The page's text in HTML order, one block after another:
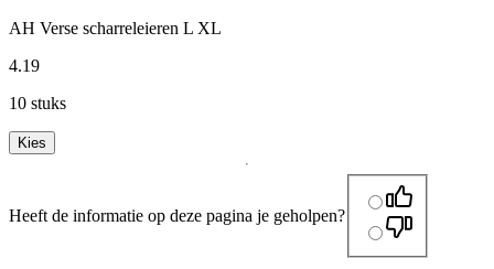
AH Verse scharreleieren L XL
4.19
10 stuks
Kies
Heeft de informatie op deze pagina je geholpen?